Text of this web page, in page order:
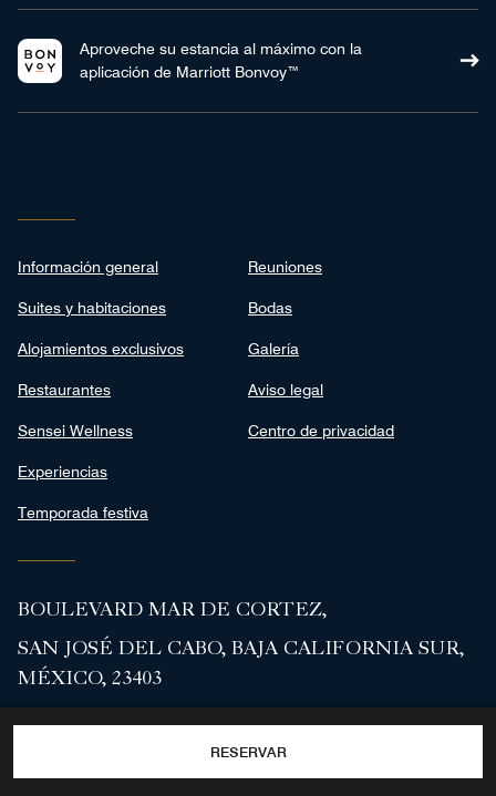
RESERVAR
Aproveche su estancia al máximo con la
aplicación de Marriott Bonvoy™
Información general
Suites y habitaciones
Alojamientos exclusivos
Restaurantes
Sensei Wellness
Experiencias
Temporada festiva
Reuniones
Bodas
Galería
Aviso legal
Centro de privacidad
BOULEVARD MAR DE CORTEZ,
SAN JOSÉ DEL CABO, BAJA CALIFORNIA SUR,
MÉXICO, 23403
SIN CARGO:+1-833-923-8672